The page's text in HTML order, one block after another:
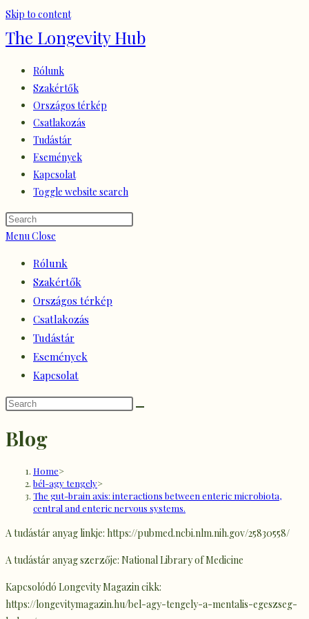
Skip to content
The Longevity Hub
Rólunk
Szakértők
Országos térkép
Csatlakozás
Tudástár
Események
Kapcsolat
Toggle website search
MenuClose
Rólunk
Szakértők
Országos térkép
Csatlakozás
Tudástár
Események
Kapcsolat
Blog
Home>
bél-agy tengely>
The gut-brain axis: interactions between enteric microbiota,
central and enteric nervous systems.
A tudástár anyag linkje: https://pubmed.ncbi.nlm.nih.gov/25830558/
A tudástár anyag szerzője: National Library of Medicine
Kapcsolódó Longevity Magazin cikk:
https://longevitymagazin.hu/bel-agy-tengely-a-mentalis-egeszseg-